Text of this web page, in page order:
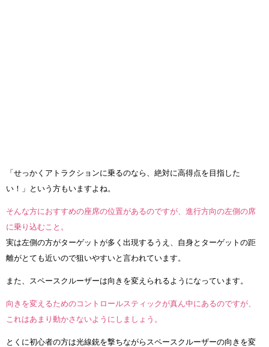
「せっかくアトラクションに乗るのなら、絶対に高得点を目指した
い！」という方もいますよね。
そんな方におすすめの座席の位置があるのですが、進行方向の左側の席
に乗り込むこと。
実は左側の方がターゲットが多く出現するうえ、自身とターゲットの距
離がとても近いので狙いやすいと言われています。
また、スペースクルーザーは向きを変えられるようになっています。
向きを変えるためのコントロールスティックが真ん中にあるのですが、
これはあまり動かさないようにしましょう。
とくに初心者の方は光線銃を撃ちながらスペースクルーザーの向きを変